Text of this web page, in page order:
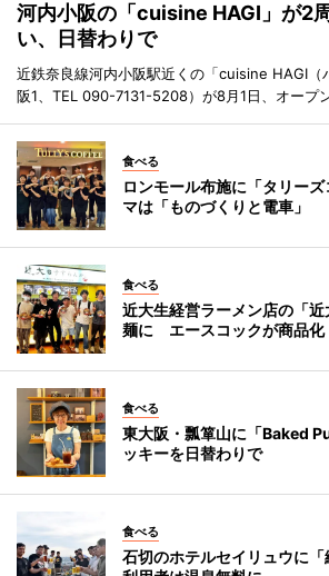
河内小阪の「cuisine HAGI」が2
い、日替わりで
近鉄奈良線河内小阪駅近くの「cuisine HAGI（
阪1、TEL 090-7131-5208）が8月1日、オープ
食べる
ロンモール布施に「タリー
マは「ものづくりと電車」
食べる
近大生経営ラーメン店の「
麺に エースコックが商品化
食べる
東大阪・瓢箪山に「Baked
ッキーを日替わりで
食べる
石切のホテルセイリュウに